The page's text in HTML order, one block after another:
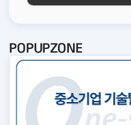
POPUPZONE